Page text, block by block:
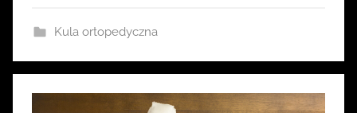
Kula ortopedyczna